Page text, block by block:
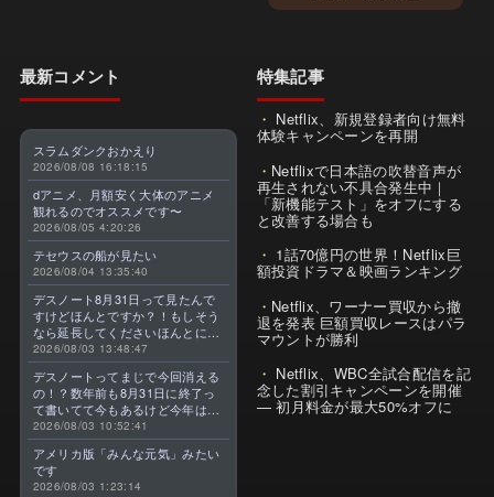
最新コメント
スラムダンクおかえり
2026/08/08 16:18:15
dアニメ、月額安く大体のアニメ
観れるのでオススメです〜
2026/08/05 4:20:26
テセウスの船が見たい
2026/08/04 13:35:40
デスノート8月31日って見たんで
すけどほんとですか？！もしそう
なら延長してくださいほんとに大
好きなんです😭
2026/08/03 13:48:47
デスノートってまじで今回消える
の！？数年前も8月31日に終了っ
て書いてて今もあるけど今年はま
じのやつ！？よくわからん！！で
きればなくならないでほしい！平
成アニメを振り返らせてくれっ
っ！！！！！！！
2026/08/03 10:52:41
アメリカ版「みんな元気」みたい
です
2026/08/03 1:23:14
特集記事
Netflix、新規登録者向け無料
体験キャンペーンを再開
Netflixで日本語の吹替音声が
再生されない不具合発生中｜
「新機能テスト」をオフにする
と改善する場合も
1話70億円の世界！Netflix巨
額投資ドラマ＆映画ランキング
Netflix、ワーナー買収から撤
退を発表 巨額買収レースはパラ
マウントが勝利
Netflix、WBC全試合配信を記
念した割引キャンペーンを開催
— 初月料金が最大50%オフに